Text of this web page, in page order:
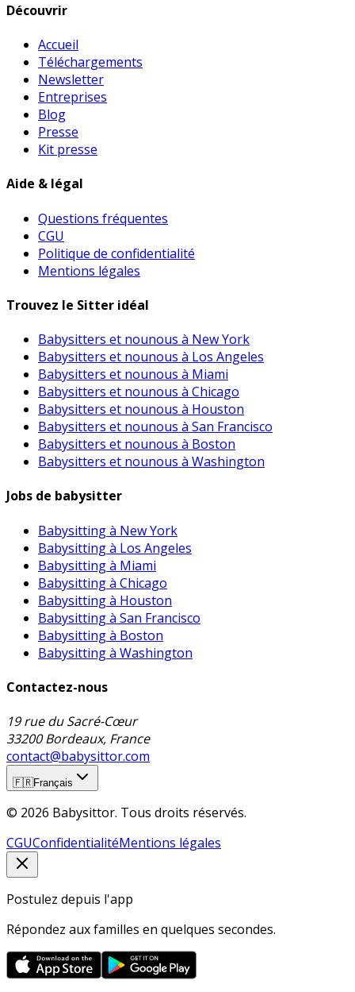
Découvrir
Accueil
Téléchargements
Newsletter
Entreprises
Blog
Presse
Kit presse
Aide & légal
Questions fréquentes
CGU
Politique de confidentialité
Mentions légales
Trouvez le Sitter idéal
Babysitters et nounous à New York
Babysitters et nounous à Los Angeles
Babysitters et nounous à Miami
Babysitters et nounous à Chicago
Babysitters et nounous à Houston
Babysitters et nounous à San Francisco
Babysitters et nounous à Boston
Babysitters et nounous à Washington
Jobs de babysitter
Babysitting à New York
Babysitting à Los Angeles
Babysitting à Miami
Babysitting à Chicago
Babysitting à Houston
Babysitting à San Francisco
Babysitting à Boston
Babysitting à Washington
Contactez-nous
19 rue du Sacré-Cœur
33200 Bordeaux, France
contact@babysittor.com
🇫🇷Français
© 2026 Babysittor. Tous droits réservés.
CGUConfidentialitéMentions légales
Postulez depuis l'app
Répondez aux familles en quelques secondes.